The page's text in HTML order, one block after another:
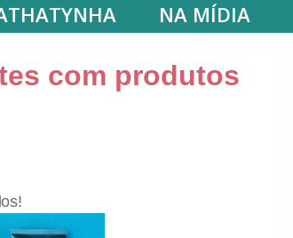
NA MÍDIA
com produtos